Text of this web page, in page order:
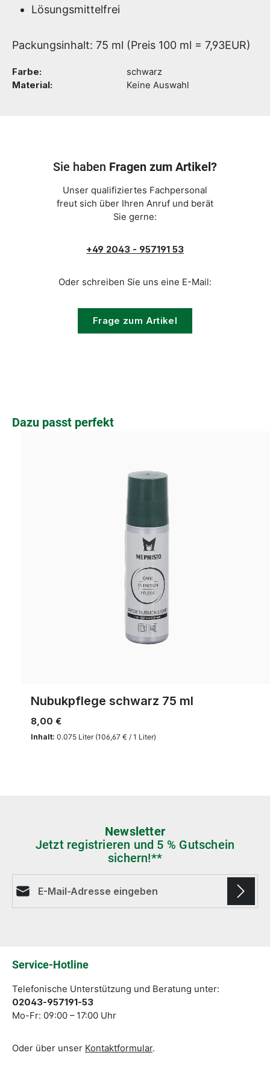
Lösungsmittelfrei
Packungsinhalt: 75 ml (Preis 100 ml = 7,93EUR)
Farbe:
schwarz
Material:
Keine Auswahl
Sie haben Fragen zum Artikel?
Unser qualifiziertes Fachpersonal
freut sich über Ihren Anruf und berät
Sie gerne:
+49 2043 - 957191 53
Oder schreiben Sie uns eine E-Mail:
Frage zum Artikel
Produktgalerie überspringen
Dazu passt perfekt
Nubukpflege schwarz 75 ml
Inhalt: 0.075 Liter (106,67 € / 1 Liter)
8,00 €
Newsletter
Jetzt registrieren und 5 % Gutschein
sichern!**
Service-Hotline
Telefonische Unterstützung und Beratung unter:
02043-957191-53
Mo-Fr: 09:00 – 17:00 Uhr
Oder über unser Kontaktformular.